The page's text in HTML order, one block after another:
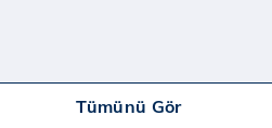
Tümünü Gör